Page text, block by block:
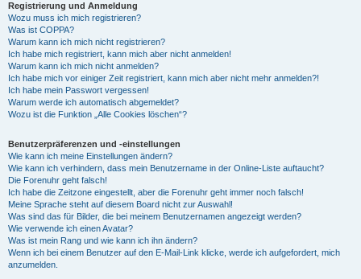
Registrierung und Anmeldung
Wozu muss ich mich registrieren?
Was ist COPPA?
Warum kann ich mich nicht registrieren?
Ich habe mich registriert, kann mich aber nicht anmelden!
Warum kann ich mich nicht anmelden?
Ich habe mich vor einiger Zeit registriert, kann mich aber nicht mehr anmelden?!
Ich habe mein Passwort vergessen!
Warum werde ich automatisch abgemeldet?
Wozu ist die Funktion „Alle Cookies löschen“?
Benutzerpräferenzen und -einstellungen
Wie kann ich meine Einstellungen ändern?
Wie kann ich verhindern, dass mein Benutzername in der Online-Liste auftaucht?
Die Forenuhr geht falsch!
Ich habe die Zeitzone eingestellt, aber die Forenuhr geht immer noch falsch!
Meine Sprache steht auf diesem Board nicht zur Auswahl!
Was sind das für Bilder, die bei meinem Benutzernamen angezeigt werden?
Wie verwende ich einen Avatar?
Was ist mein Rang und wie kann ich ihn ändern?
Wenn ich bei einem Benutzer auf den E-Mail-Link klicke, werde ich aufgefordert, mich
anzumelden.